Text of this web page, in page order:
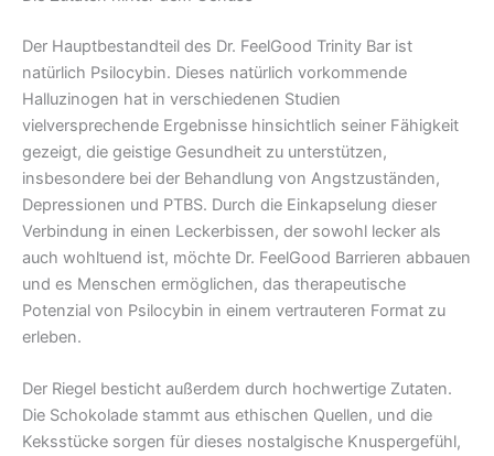
Der Hauptbestandteil des Dr. FeelGood Trinity Bar ist
natürlich Psilocybin. Dieses natürlich vorkommende
Halluzinogen hat in verschiedenen Studien
vielversprechende Ergebnisse hinsichtlich seiner Fähigkeit
gezeigt, die geistige Gesundheit zu unterstützen,
insbesondere bei der Behandlung von Angstzuständen,
Depressionen und PTBS. Durch die Einkapselung dieser
Verbindung in einen Leckerbissen, der sowohl lecker als
auch wohltuend ist, möchte Dr. FeelGood Barrieren abbauen
und es Menschen ermöglichen, das therapeutische
Potenzial von Psilocybin in einem vertrauteren Format zu
erleben.
Der Riegel besticht außerdem durch hochwertige Zutaten.
Die Schokolade stammt aus ethischen Quellen, und die
Keksstücke sorgen für dieses nostalgische Knuspergefühl,